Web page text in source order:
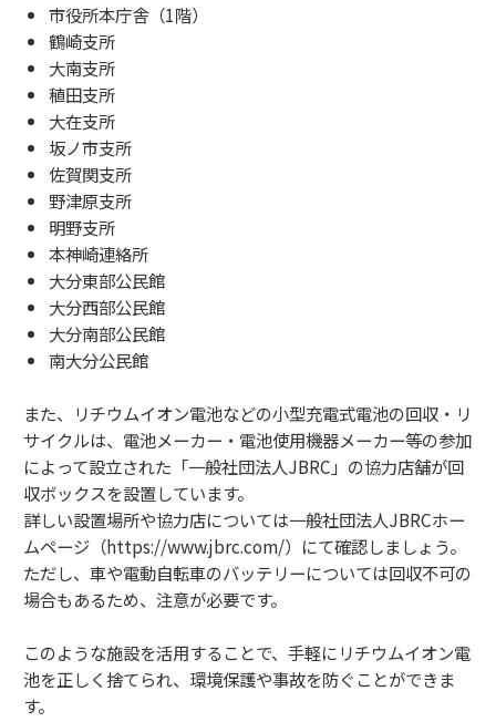
市役所本庁舎（1階）
鶴崎支所
大南支所
稙田支所
大在支所
坂ノ市支所
佐賀関支所
野津原支所
明野支所
本神崎連絡所
大分東部公民館
大分西部公民館
大分南部公民館
南大分公民館
また、リチウムイオン電池などの小型充電式電池の回収・リ
サイクルは、電池メーカー・電池使用機器メーカー等の参加
によって設立された「一般社団法人JBRC」の協力店舗が回
収ボックスを設置しています。
詳しい設置場所や協力店については一般社団法人JBRCホー
ムページ（https://www.jbrc.com/）にて確認しましょう。
ただし、車や電動自転車のバッテリーについては回収不可の
場合もあるため、注意が必要です。
このような施設を活用することで、手軽にリチウムイオン電
池を正しく捨てられ、環境保護や事故を防ぐことができま
す。